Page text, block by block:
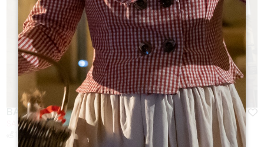
BALADE À ROULETTES : SAINT EMILION
SAINT-EMILION
1.1 km
Duración: 20 mn A pie Dificultad : Muy fácil